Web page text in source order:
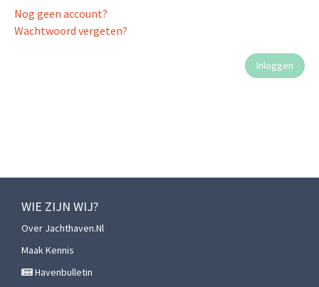
Nog geen account?
Wachtwoord vergeten?
WIE ZIJN WIJ?
Over Jachthaven.nl
Maak Kennis
Havenbulletin